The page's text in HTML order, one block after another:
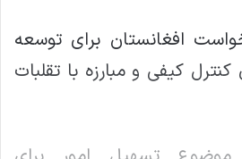
افغانستان برای توسعه
کیفی و مبارزه با تقلبات